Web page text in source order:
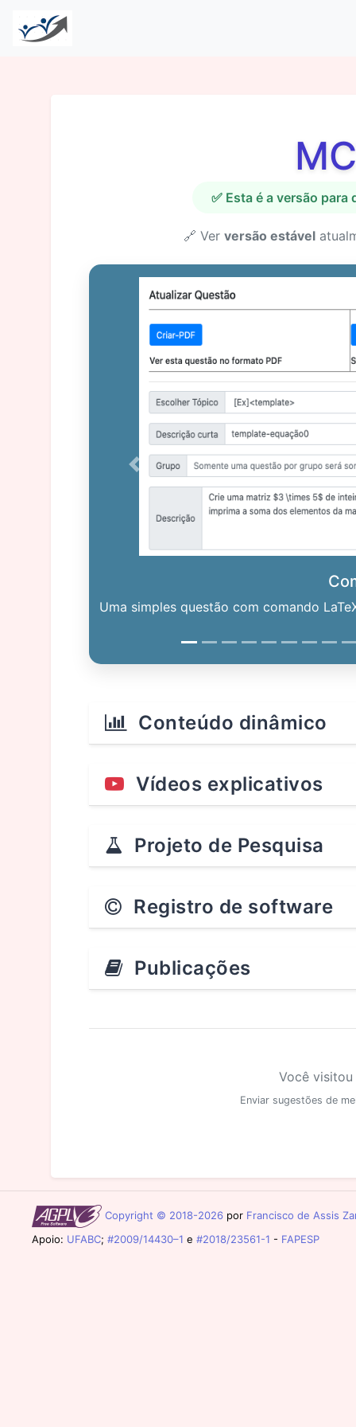
✅ Esta é a versão
🔗 Ver versão estável
Uma simples questão com comando
Previous
Conteúdo dinâmico
Vídeos explicativos
Projeto de Pesquisa
Registro de software
Publicações
Você
Enviar sugestões de
Copyright © 2018-2026 por Francisco de Assis
Apoio: UFABC; #2009/14430–1 e #2018/23561-1 - FAPESP